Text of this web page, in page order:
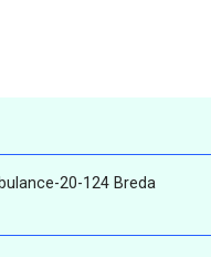
20-124 Breda